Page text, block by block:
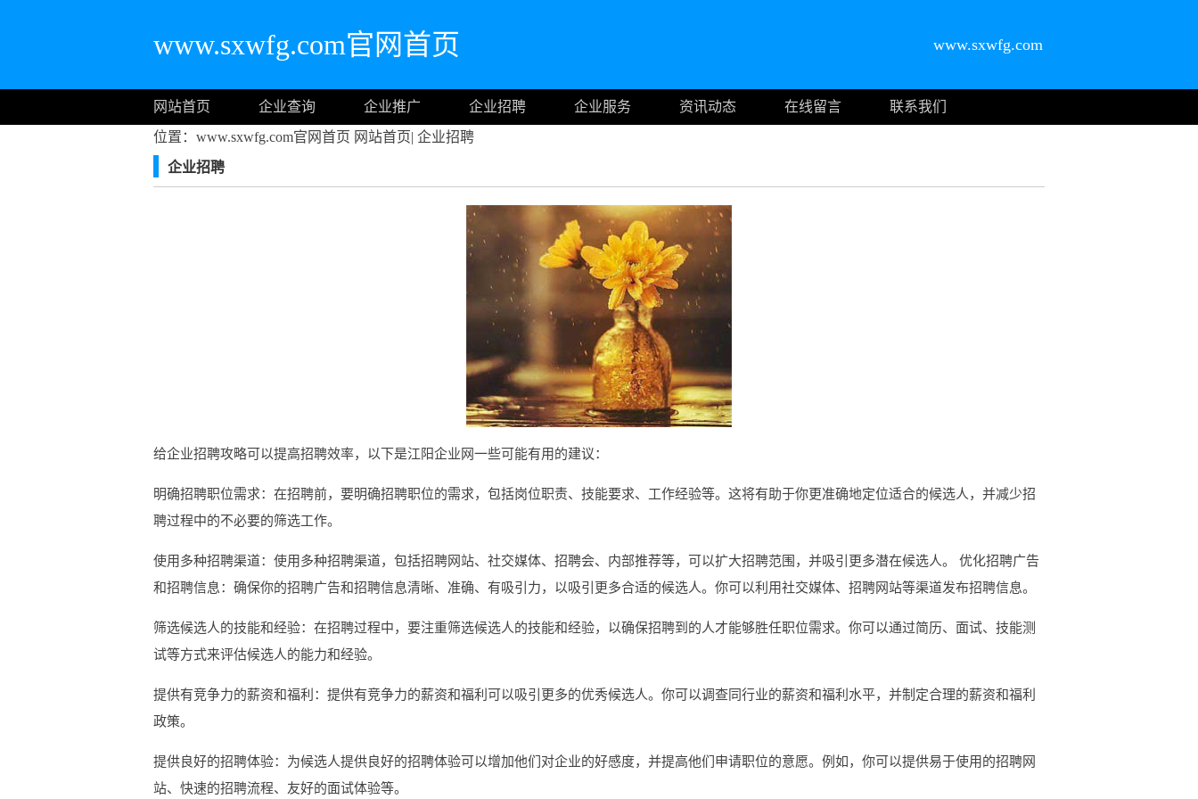
www.sxwfg.com官网首页 www.sxwfg.com
网站首页 企业查询 企业推广 企业招聘 企业服务 资讯动态 在线留言
联系我们
位置：www.sxwfg.com官网首页 网站首页| 企业招聘
企业招聘
给企业招聘攻略可以提高招聘效率，以下是江阳企业网一些可能有用的建议：
明确招聘职位需求：在招聘前，要明确招聘职位的需求，包括岗位职责、技能要求、工作经验等。这将有助于你更准确地定位适合的候选人，并减少招
聘过程中的不必要的筛选工作。
使用多种招聘渠道：使用多种招聘渠道，包括招聘网站、社交媒体、招聘会、内部推荐等，可以扩大招聘范围，并吸引更多潜在候选人。 优化招聘广告
和招聘信息：确保你的招聘广告和招聘信息清晰、准确、有吸引力，以吸引更多合适的候选人。你可以利用社交媒体、招聘网站等渠道发布招聘信息。
筛选候选人的技能和经验：在招聘过程中，要注重筛选候选人的技能和经验，以确保招聘到的人才能够胜任职位需求。你可以通过简历、面试、技能测
试等方式来评估候选人的能力和经验。
提供有竞争力的薪资和福利：提供有竞争力的薪资和福利可以吸引更多的优秀候选人。你可以调查同行业的薪资和福利水平，并制定合理的薪资和福利
政策。
提供良好的招聘体验：为候选人提供良好的招聘体验可以增加他们对企业的好感度，并提高他们申请职位的意愿。例如，你可以提供易于使用的招聘网
站、快速的招聘流程、友好的面试体验等。